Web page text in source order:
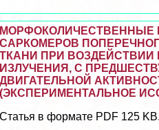
МОРФОКОЛИЧЕСТВЕННЫЕ
САРКОМЕРОВ
ТКАНИ ПРИ ВОЗДЕЙСТВИИ
ИЗЛУЧЕНИЯ, С
ДВИГАТЕЛЬНОЙ
(ЭКСПЕРИМЕНТАЛЬНОЕ
Статья в формате PDF 125